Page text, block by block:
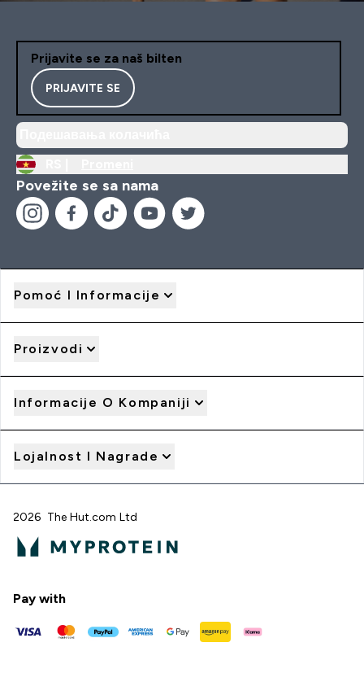
Prijavite se za naš bilten
PRIJAVITE SE
Povežite se sa nama
Pomoć I Informacije
Proizvodi
Informacije O Kompaniji
Lojalnost I Nagrade
2026 The Hut.com Ltd
Pay with